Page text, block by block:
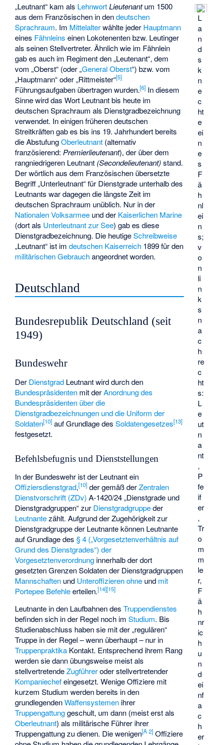
L
a
n
d
s
k
n
e
c
ht
e
ei
n
e
s
F
ä
h
nl
ei
n
s;
v
o
n
li
n
k
s
n
a
c
h
re
c
ht
s:
L
e
ut
n
a
nt
,
P
fe
if
er
,
Tr
o
m
m
le
r,
F
ä
h
nr
ic
h
u
n
d
ei
nf
a
c
h
er
„Leutnant“ kam als Lehnwort Lieutenantum 1500
aus dem Französischen in dendeutschen
Sprachraum. Im Mittelalterwählte jeder Hauptmann
eines Fähnleins einen Lokotenenten bzw. Leutinger
als seinen Stellvertreter. Ähnlich wie im Fähnlein
gab es auch im Regiment den „Leutenant“, dem
vom „Oberst“ (oder „General Oberst“) bzw. vom
„Hauptmann“ oder „Rittmeister“[5]
Führungsaufgaben übertragen wurden.[6] In diesem
Sinne wird das Wort Leutnant bis heute im
deutschen Sprachraum als Dienstgradbezeichnung
verwendet. In einigen früheren deutschen
Streitkräften gab es bis ins 19. Jahrhundert bereits
die AbstufungOberleutnant (alternativ
französierend: Premierlieutenant), der über dem
rangniedrigeren Leutnant (Secondelieutenant)stand.
Der wörtlich aus dem Französischen übersetzte
Begriff „Unterleutnant“ für Dienstgrade unterhalb des
Leutnants war dagegen die längste Zeit im
deutschen Sprachraum unüblich. Nur in der
Nationalen Volksarmee und der Kaiserlichen Marine
(dort als Unterleutnant zur See) gab es diese
Dienstgradbezeichnung. Die heutigeSchreibweise
„Leutnant“ ist imdeutschen Kaiserreich 1899 für den
militärischen Gebrauchangeordnet worden.
Deutschland
Bundesrepublik Deutschland (seit
1949)
Bundeswehr
Der Dienstgrad Leutnant wird durch den
Bundespräsidenten mit derAnordnung des
Bundespräsidenten über die
Dienstgradbezeichnungen und die Uniform der
Soldaten[10] auf Grundlage desSoldatengesetzes[13]
festgesetzt.
Befehlsbefugnis und Dienststellungen
In der Bundeswehr ist der Leutnant ein
Offiziersdienstgrad,[10] der gemäß derZentralen
Dienstvorschrift (ZDv) A-1420/24 „Dienstgrade und
Dienstgradgruppen“ zur Dienstgradgruppeder
Leutnantezählt. Aufgrund der Zugehörigkeit zur
Dienstgradgruppe der Leutnante können Leutnante
auf Grundlage des§ 4 („Vorgesetztenverhältnis auf
Grund des Dienstgrades“) der
Vorgesetztenverordnung innerhalb der dort
gesetzten Grenzen Soldaten der Dienstgradgruppen
Mannschaften und Unteroffizieren ohne und mit
Portepee Befehleerteilen.[14][15]
Leutnante in den Laufbahnen desTruppendienstes
befinden sich in der Regel noch imStudium. Bis
Studienabschluss haben sie mit der „regulären“
Truppe in der Regel – wenn überhaupt – nur in
Truppenpraktika Kontakt. Entsprechend ihrem Rang
werden sie dann übungsweise meist als
stellvertretendeZugführeroder stellvertretender
Kompaniechefeingesetzt. Wenige Offiziere mit
kurzem Studium werden bereits in den
grundlegendenWaffensystemen ihrer
Truppengattunggeschult, um dann (meist erst als
Oberleutnant) als militärische Führer ihrer
Truppengattung zu dienen. Die wenigen[A 2] Offiziere